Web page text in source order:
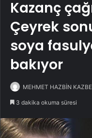
Kazanç
Çeyrek
soya
bakıyor
MEHMET HAZBİN
3 dakika okuma süresi